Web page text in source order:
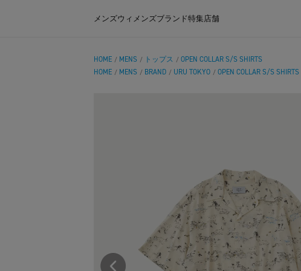
メンズウィメンズブランド特集店舗
HOME / MENS / トップス / OPEN COLLAR S/S SHIRTS
HOME / MENS / BRAND / URU TOKYO / OPEN COLLAR S/S SHIRTS